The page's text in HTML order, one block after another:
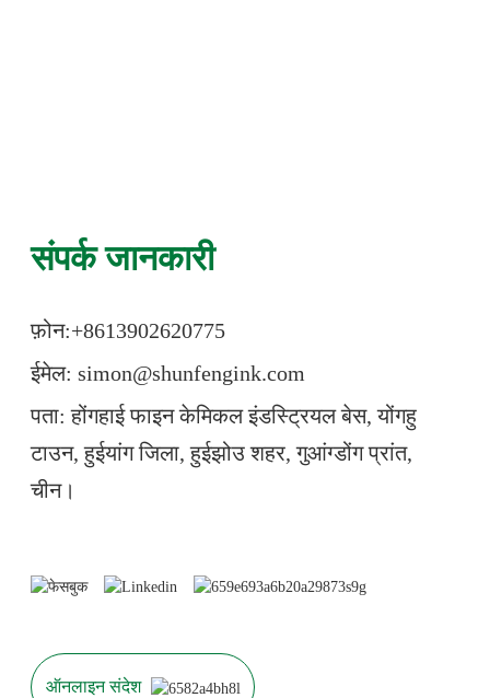
संपर्क जानकारी
फ़ोन:+8613902620775
ईमेल: simon@shunfengink.com
पता: होंगहाई फाइन केमिकल इंडस्ट्रियल बेस, योंगहु
टाउन, हुईयांग जिला, हुईझोउ शहर, गुआंग्डोंग प्रांत,
चीन।
ऑनलाइन संदेश